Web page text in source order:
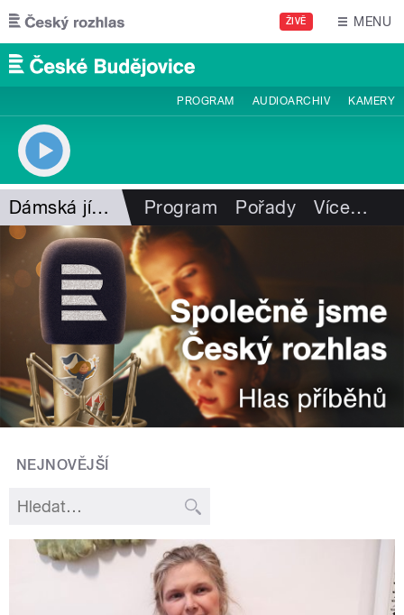
Přejít k hlavnímu obsahu
ŽIVĚ MENU
PROGRAM AUDIOARCHIV KAMERY
Dámská jízda Program Pořady Více…
NEJNOVĚJŠÍ